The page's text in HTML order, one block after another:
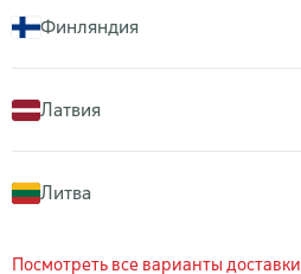
Финляндия
Латвия
Литва
Посмотреть все варианты доставки